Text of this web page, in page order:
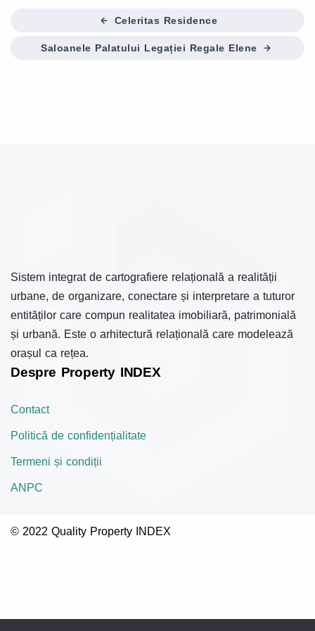
Celeritas Residence
Saloanele Palatului Legației Regale Elene
Sistem integrat de cartografiere relațională a realității
urbane, de organizare, conectare și interpretare a tuturor
entităților care compun realitatea imobiliară, patrimonială
și urbană. Este o arhitectură relațională care modelează
orașul ca rețea.
Despre Property INDEX
Contact
Politică de confidențialitate
Termeni și condiții
ANPC
© 2022 Quality Property INDEX